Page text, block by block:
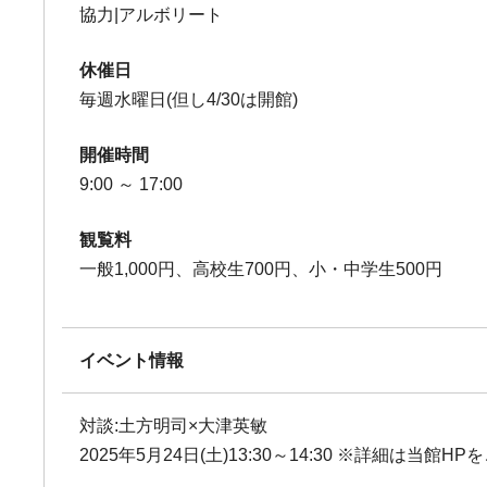
協力|アルボリート
休催日
毎週水曜日(但し4/30は開館)
開催時間
9:00 ～ 17:00
観覧料
一般1,000円、高校生700円、小・中学生500円
イベント情報
対談:土方明司×大津英敏
2025年5月24日(土)13:30～14:30 ※詳細は当館HPを